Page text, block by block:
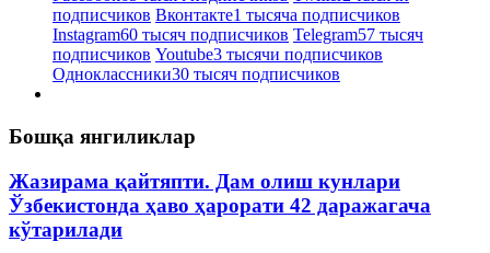
подписчиков Вконтакте1 тысяча подписчиков
Instagram60 тысяч подписчиков Telegram57 тысяч
подписчиков Youtube3 тысячи подписчиков
Одноклассники30 тысяч подписчиков
Бошқа янгиликлар
Жазирама қайтяпти. Дам олиш кунлари
Ўзбекистонда ҳаво ҳарорати 42 даражагача
кўтарилади